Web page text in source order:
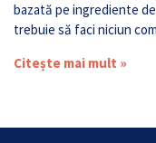
bazată pe ingrediente
trebuie să faci niciun
Citește mai mult »